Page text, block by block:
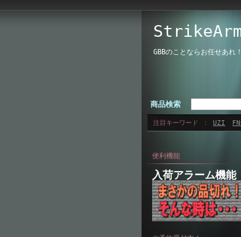
GBBのことならお任せあれ
商品検索
注目キーワード UZI
便利機能
入荷アラーム機能